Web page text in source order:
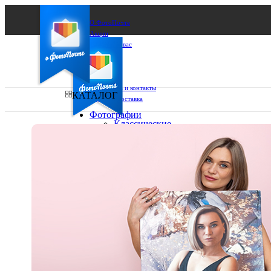
О ФотоПочте
Акции
Сделаем за вас
Бизнесу
FAQ
Франшиза
Поддержка и контакты
Оплата и доставка
КАТАЛОГ
Фотографии
Классические
15х20
20х20
20х30
30х30
30х40
А4
Фото